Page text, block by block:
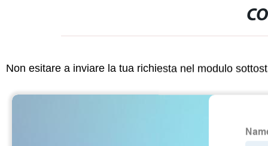
Non esitare a inviare la tua richiesta nel modulo